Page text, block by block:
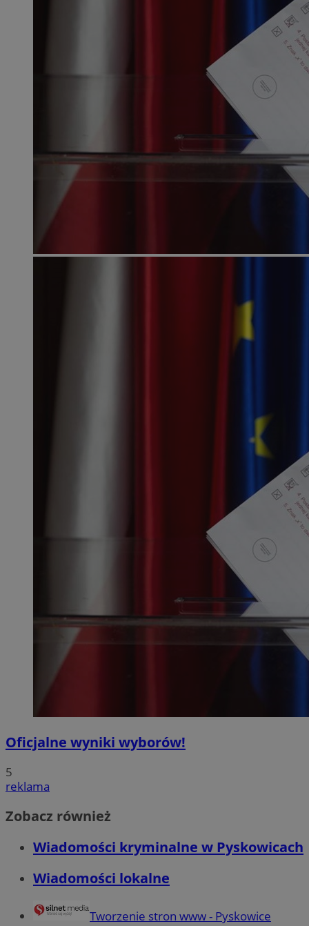
Oficjalne wyniki wyborów!
5
reklama
Zobacz również
Wiadomości kryminalne w Pyskowicach
Wiadomości lokalne
Tworzenie stron www - Pyskowice